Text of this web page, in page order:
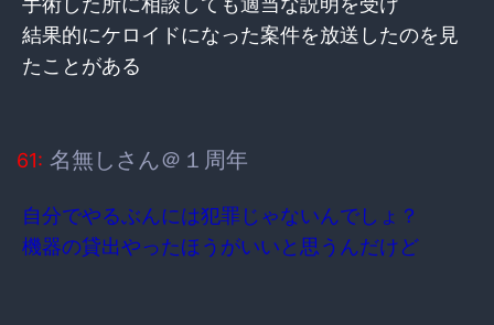
結果的にケロイドになった案件を放送したのを見
たことがある
61: 名無しさん＠１周年
自分でやるぶんには犯罪じゃないんでしょ？
機器の貸出やったほうがいいと思うんだけど